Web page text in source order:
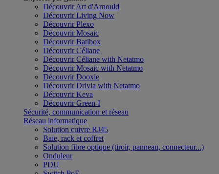
Découvrir Art d'Arnould
Découvrir Living Now
Découvrir Plexo
Découvrir Mosaic
Découvrir Batibox
Découvrir Céliane
Découvrir Céliane with Netatmo
Découvrir Mosaic with Netatmo
Découvrir Dooxie
Découvrir Drivia with Netatmo
Découvrir Keva
Découvrir Green-I
Sécurité, communication et réseau
Réseau informatique
Solution cuivre RJ45
Baie, rack et coffret
Solution fibre optique (tiroir, panneau, connecteur...)
Onduleur
PDU